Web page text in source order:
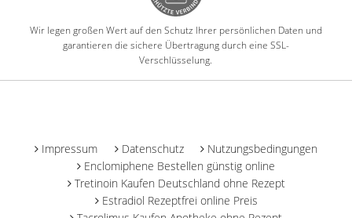
Wir legen großen Wert auf den Schutz Ihrer persönlichen Daten und
garantieren die sichere Übertragung durch eine SSL-
Verschlüsselung.
Impressum Datenschutz
Nutzungsbedingungen
Enclomiphene Bestellen günstig online
Tretinoin Kaufen Deutschland ohne Rezept
Estradiol Rezeptfrei online Preis